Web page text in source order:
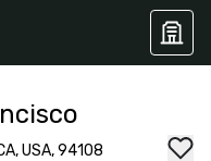
USA, 94108